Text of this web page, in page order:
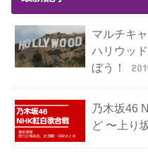
マルチキ
ハリウッ
ぼう！
乃木坂46
ど 〜上り